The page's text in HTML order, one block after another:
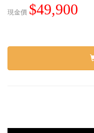
現金價 $49,900